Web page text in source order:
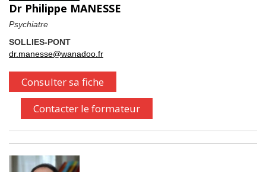
Dr Philippe MANESSE
Psychiatre
SOLLIES-PONT
dr.manesse@wanadoo.fr
Consulter sa fiche
Contacter le formateur